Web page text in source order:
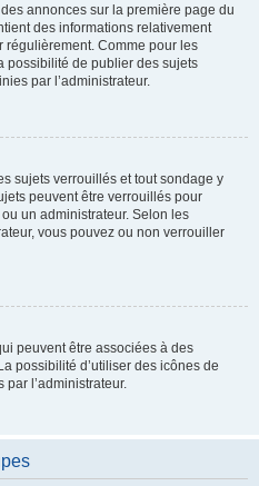
annonces sur la première page du
des informations relativement
régulièrement. Comme pour les
possibilité de publier des sujets
par l’administrateur.
sujets verrouillés et tout sondage y
peuvent être verrouillés pour
un administrateur. Selon les
vous pouvez ou non verrouiller
peuvent être associées à des
possibilité d’utiliser des icônes de
l’administrateur.